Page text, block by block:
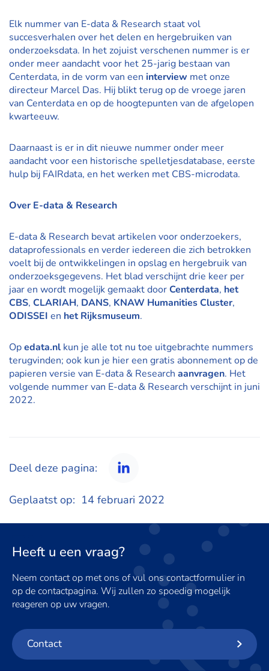
Elk nummer van E-data & Research staat vol
succesverhalen over het delen en hergebruiken van
onderzoeksdata. In het zojuist verschenen nummer is er
onder meer aandacht voor het 25-jarig bestaan van
Centerdata, in de vorm van een interview met onze
directeur Marcel Das. Hij blikt terug op de vroege jaren
van Centerdata en op de hoogtepunten van de afgelopen
kwarteeuw.
Daarnaast is er in dit nieuwe nummer onder meer
aandacht voor een historische spelletjesdatabase, eerste
hulp bij FAIRdata, en het werken met CBS-microdata.
Over E-data & Research
E-data & Research bevat artikelen voor onderzoekers,
dataprofessionals en verder iedereen die zich betrokken
voelt bij de ontwikkelingen in opslag en hergebruik van
onderzoeksgegevens. Het blad verschijnt drie keer per
jaar en wordt mogelijk gemaakt doorCenterdata, het
CBS, CLARIAH, DANS, KNAW Humanities Cluster,
ODISSEI en het Rijksmuseum.
Opedata.nl kun je alle tot nu toe uitgebrachte nummers
terugvinden; ook kun je hier een gratis abonnement op de
papieren versie van E-data & Research aanvragen. Het
volgende nummer van E-data & Research verschijnt in juni
2022.
Deel deze pagina:
LinkedIn
Geplaatst op: 14 februari 2022
Heeft u een vraag?
Neem contact op met ons of vul ons contactformulier in
op de contactpagina. Wij zullen zo spoedig mogelijk
reageren op uw vragen.
Contact